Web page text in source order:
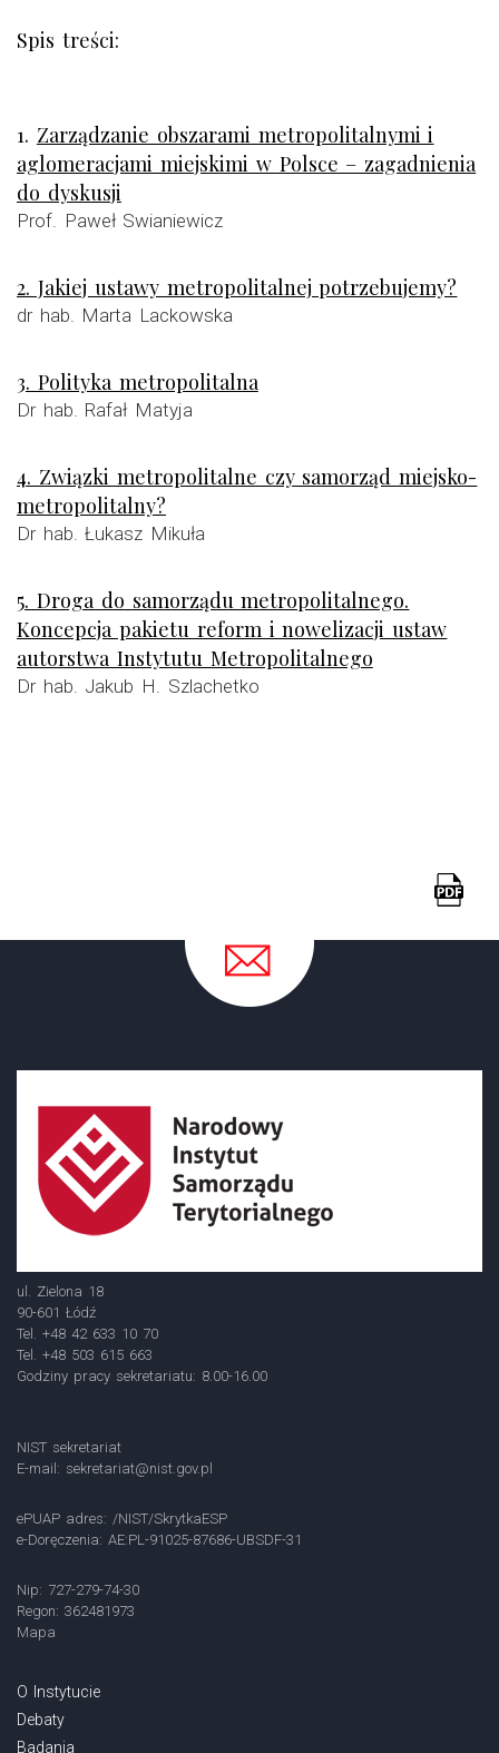
Spis treści:
1. Zarządzanie obszarami metropolitalnymi i
aglomeracjami miejskimi w Polsce – zagadnienia
do dyskusji
Prof. Paweł Swianiewicz
2. Jakiej ustawy metropolitalnej potrzebujemy?
dr hab. Marta Lackowska
3. Polityka metropolitalna
Dr hab. Rafał Matyja
4. Związki metropolitalne czy samorząd miejsko-
metropolitalny?
Dr hab. Łukasz Mikuła
5. Droga do samorządu metropolitalnego.
Koncepcja pakietu reform i nowelizacji ustaw
autorstwa Instytutu Metropolitalnego
Dr hab. Jakub H. Szlachetko
ul. Zielona 18
90-601 Łódź
Tel. +48 42 633 10 70
Tel. +48 503 615 663
Godziny pracy sekretariatu: 8.00-16.00
NIST sekretariat
E-mail: sekretariat@nist.gov.pl
ePUAP adres: /NIST/SkrytkaESP
e-Doręczenia: AE:PL-91025-87686-UBSDF-31
Nip: 727-279-74-30
Regon: 362481973
Mapa
O Instytucie
Debaty
Badania